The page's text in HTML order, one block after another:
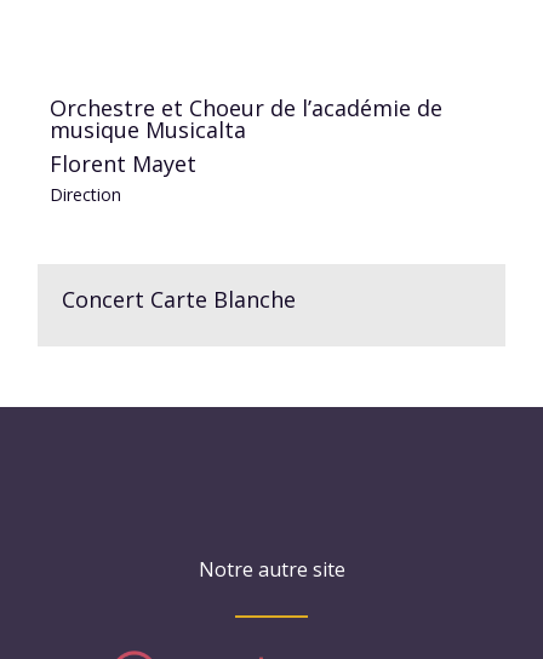
Orchestre et Choeur de l’académie de
musique Musicalta
Florent Mayet
Direction
Concert Carte Blanche
Notre autre site